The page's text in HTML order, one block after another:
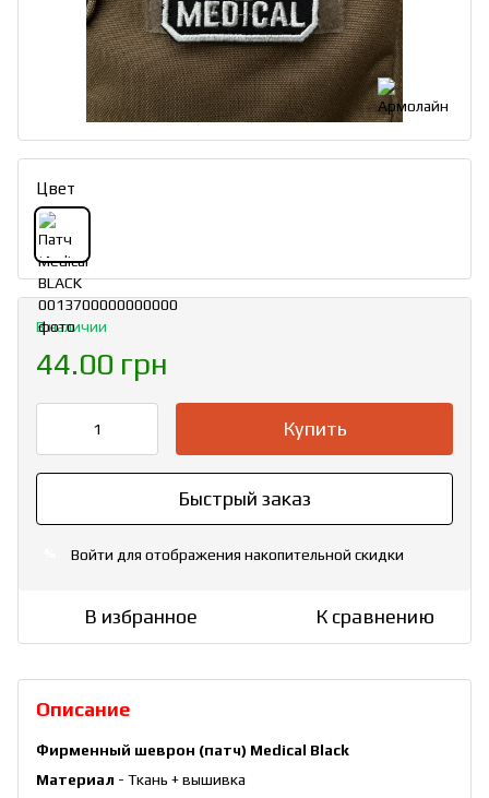
Цвет
В наличии
44.00 грн
Купить
Быстрый заказ
Войти для отображения накопительной скидки
В избранное К сравнению
Описание
Фирменный шеврон (патч) Medical Black
Материал - Ткань + вышивка